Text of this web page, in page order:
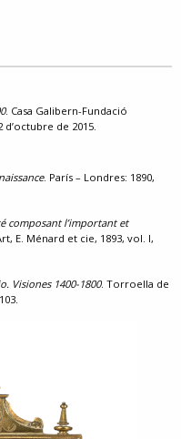
. Casa Galibern-Fundació
de 2015.
. París – Londres: 1890,
composant l’important et
E. Ménard et cie, 1893, vol. I,
Visiones 1400-1800. Torroella de